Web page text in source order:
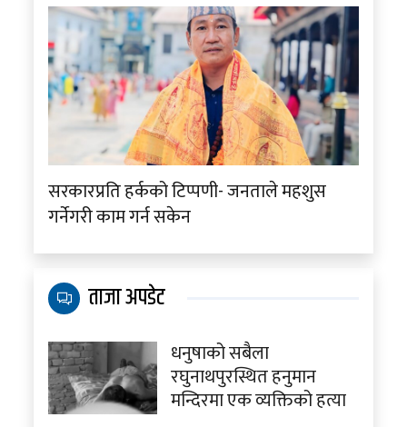
सरकारप्रति हर्कको टिप्पणी- जनताले महशुस
गर्नेगरी काम गर्न सकेन
ताजा अपडेट
धनुषाको सबैला
रघुनाथपुरस्थित हनुमान
मन्दिरमा एक व्यक्तिको हत्या